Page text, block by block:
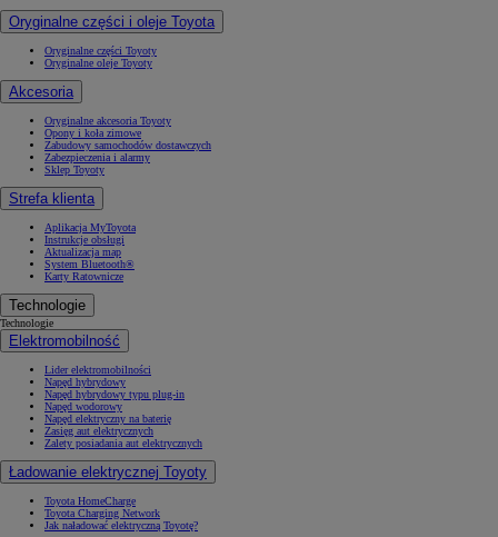
Oryginalne części i oleje Toyota
Oryginalne części Toyoty
Oryginalne oleje Toyoty
Akcesoria
Oryginalne akcesoria Toyoty
Opony i koła zimowe
Zabudowy samochodów dostawczych
Zabezpieczenia i alarmy
Sklep Toyoty
Strefa klienta
Aplikacja MyToyota
Instrukcje obsługi
Aktualizacja map
System Bluetooth®
Karty Ratownicze
Technologie
Technologie
Elektromobilność
Lider elektromobilności
Napęd hybrydowy
Napęd hybrydowy typu plug-in
Napęd wodorowy
Napęd elektryczny na baterię
Zasięg aut elektrycznych
Zalety posiadania aut elektrycznych
Ładowanie elektrycznej Toyoty
Toyota HomeCharge
Toyota Charging Network
Jak naładować elektryczną Toyotę?